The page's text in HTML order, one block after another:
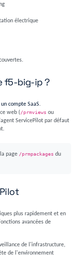
électrique
f5-big-ip ?
un compte SaaS.
web (/prmviews ou
ServicePilot par défaut
page /prmpackages du
plus rapidement et en
avancées de
de l'infrastructure,
de l'environnement